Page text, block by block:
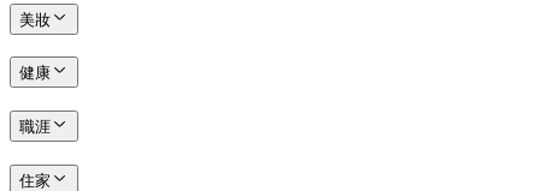
美妝
健康
職涯
住家